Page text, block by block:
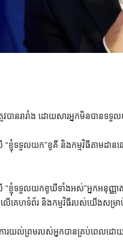
រូវបានរារាំង ដោយសារអ្នកមិនបានទ
“ខ្ញុំទទួលយក”ខូគី និងកម្មវិធីតាមដាន
“ខ្ញុំទទួលយកខូឃីទាំងអស់”អ្នកអនុញ្ញា
លើគេហទំព័រ និងកម្មវិធីរបស់យើងសម្
ារយល់ព្រមរបស់អ្នកបានគ្រប់ពេលដ